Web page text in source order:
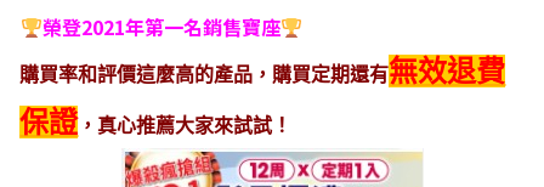
榮登2021年第一名銷售寶座
購買率和評價這麼高的產品，購買定期還有無效退費
保證，真心推薦大家來試試！